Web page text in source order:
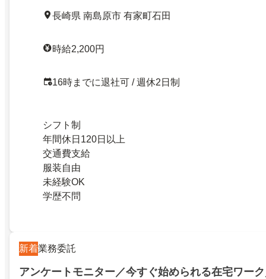
長崎県 南島原市 有家町石田
時給2,200円
16時までに退社可 / 週休2日制
シフト制
年間休日120日以上
交通費支給
服装自由
未経験OK
学歴不問
新着業務委託
アンケートモニター／今すぐ始められる在宅ワー